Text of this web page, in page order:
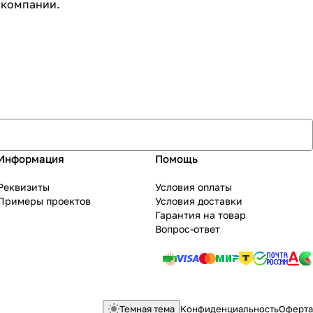
проектов
Помощь
Условия оплаты
Условия доставки
Гарантия на товар
Вопрос-ответ
Темная тема КонфиденциальностьОферта